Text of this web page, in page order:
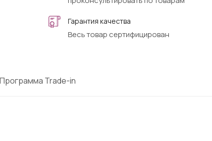
Гарантия качества
Весь товар сертифицирован
Программа Trade-in